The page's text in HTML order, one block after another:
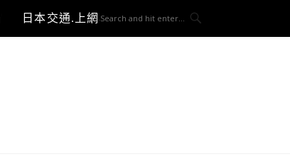
日本交通.上網與3C開箱